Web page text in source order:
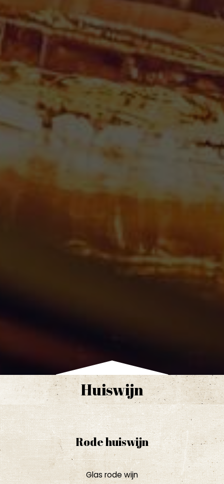
Huiswijn
Rode huiswijn
Glas rode wijn